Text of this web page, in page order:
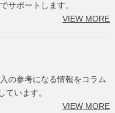
サポートします。
VIEW MORE
の参考になる情報をコラム
います。
VIEW MORE